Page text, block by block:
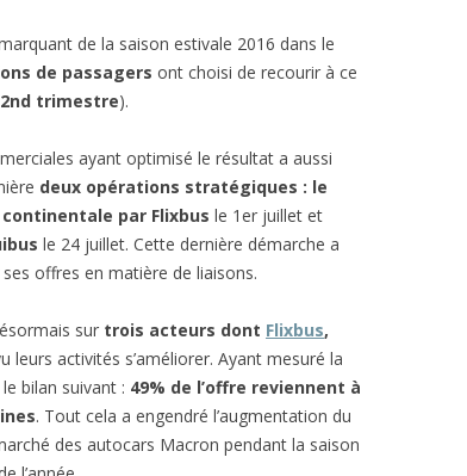
de la saison estivale 2016 dans le
de passagers ont choisi de recourir à ce
trimestre).
ayant optimisé le résultat a aussi
deux opérations stratégiques : le
par Flixbus le 1er juillet et
le 24 juillet. Cette dernière démarche a
offres en matière de liaisons.
sur trois acteurs dont Flixbus,
leurs activités s’améliorer. Ayant mesuré la
bilan suivant : 49% de l’offre reviennent à
. Tout cela a engendré l’augmentation du
des autocars Macron pendant la saison